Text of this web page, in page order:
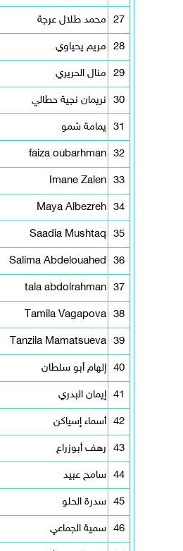
27 محمد طلال عرجة
28 مريم يحياوي
29 منال الحريري
30 نريمان نجية حطالي
31 يمامة شمو
32
faiza oubarhman
33
Imane Zalen
34
Maya Albezreh
35
Saadia Mushtaq
36
Salima Abdelouahed
37
tala abdolrahman
38
Tamila Vagapova
39
Tanzila Mamatsueva
40 إلهام أبو سلطان
41 إيمان البدري
42 أسماء إسياكن
43 رهف أبوزراع
44 سامح عبيد
45 سدرة الحلو
46 سمية الجماعي